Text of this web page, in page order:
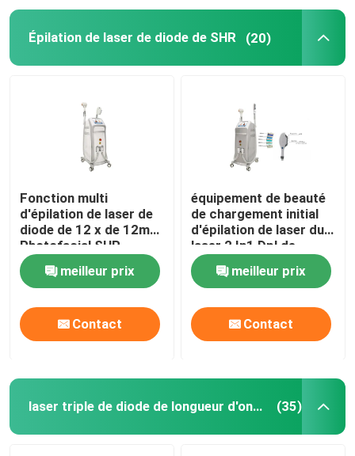
Épilation de laser de diode de SHR (20)
Fonction multi
d'épilation de laser de
diode de 12 x de 12mm
Photofacial SHR
choisir machine
permanentemeilleur prix
Contact
équipement de beauté
de chargement initial
d'épilation de laser du
laser 2 In1 Dpl de
chargement initial Shr
Elight de 1600w 20HZ
meilleur prix
Contact
laser triple de diode de longueur d'onde (35)